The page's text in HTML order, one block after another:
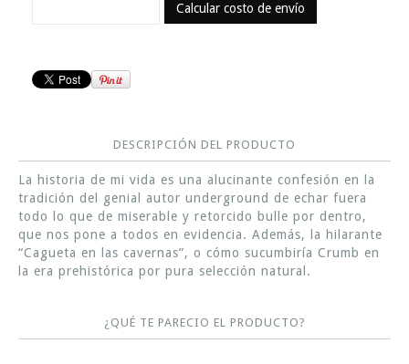
Calcular costo de envío
DESCRIPCIÓN DEL PRODUCTO
La historia de mi vida es una alucinante confesión en la
tradición del genial autor underground de echar fuera
todo lo que de miserable y retorcido bulle por dentro,
que nos pone a todos en evidencia. Además, la hilarante
“Cagueta en las cavernas”, o cómo sucumbiría Crumb en
la era prehistórica por pura selección natural.
¿QUÉ TE PARECIO EL PRODUCTO?